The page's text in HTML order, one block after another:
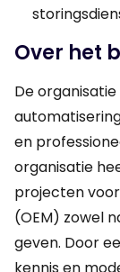
Over het
De
en
organisatie
projecten
(OEM) zowel
geven. Door